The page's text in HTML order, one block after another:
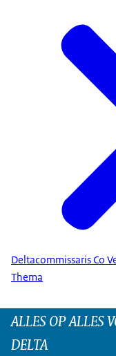
Deltacommissaris Co
Thema
ALLES OP ALLES
DELTA